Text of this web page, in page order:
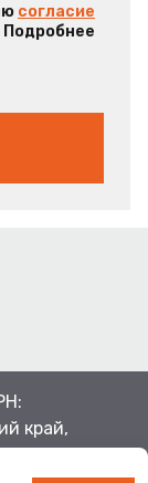
согласие
Подробнее
край,